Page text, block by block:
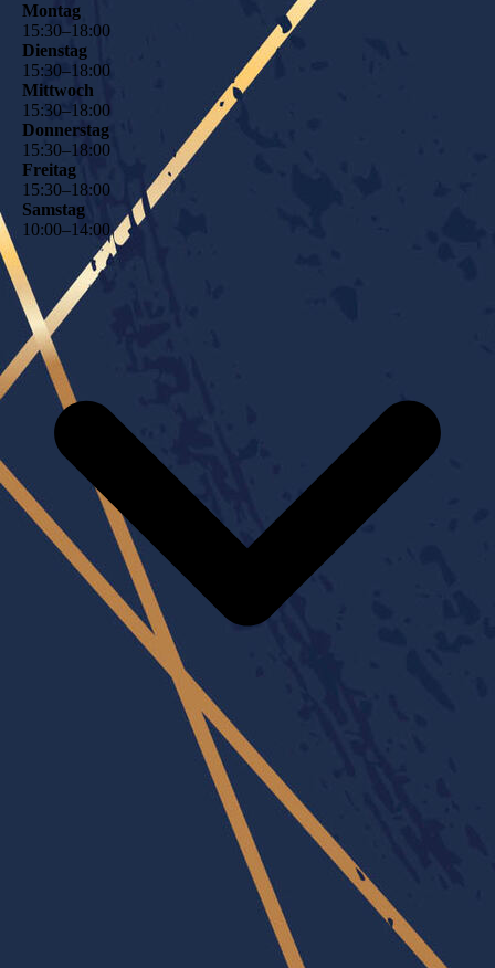
Montag
15:30–18:00
Dienstag
15:30–18:00
Mittwoch
15:30–18:00
Donnerstag
15:30–18:00
Freitag
15:30–18:00
Samstag
10:00–14:00